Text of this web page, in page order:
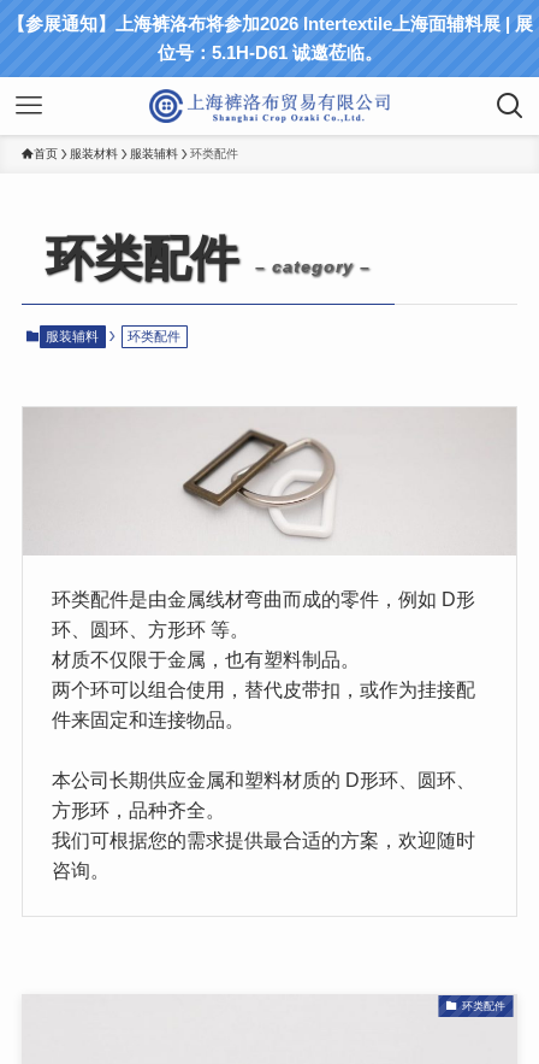
【参展通知】上海裤洛布将参加2026 Intertextile上海面辅料展 | 展
位号：5.1H-D61 诚邀莅临。
首页 服装材料 服装辅料 环类配件
环类配件 – category –
服装辅料 环类配件
环类配件是由金属线材弯曲而成的零件，例如 D形
环、圆环、方形环 等。
材质不仅限于金属，也有塑料制品。
两个环可以组合使用，替代皮带扣，或作为挂接配
件来固定和连接物品。
本公司长期供应金属和塑料材质的 D形环、圆环、
方形环，品种齐全。
我们可根据您的需求提供最合适的方案，欢迎随时
咨询。
环类配件